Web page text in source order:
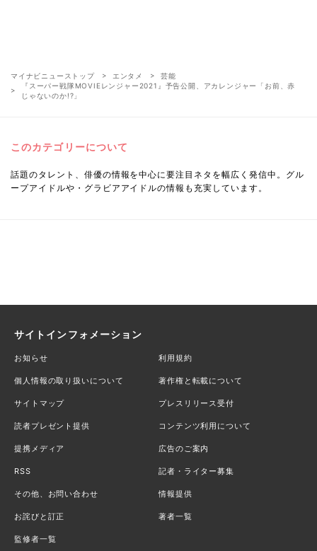
マイナビニューストップ エンタメ
芸能
『スーパー戦隊MOVIEレンジャー2021』予告公開、アカレンジャー「お前、赤
じゃないのか!?」
このカテゴリーについて
話題のタレント、俳優の情報を中心に要注目ネタを幅広く発信中。グル
ープアイドルや・グラビアアイドルの情報も充実しています。
サイトインフォメーション
お知らせ 利用規約
個人情報の取り扱いについて 著作権と転載について
サイトマップ プレスリリース受付
読者プレゼント提供 コンテンツ利用について
提携メディア 広告のご案内
RSS 記者・ライター募集
その他、お問い合わせ 情報提供
お詫びと訂正 著者一覧
監修者一覧